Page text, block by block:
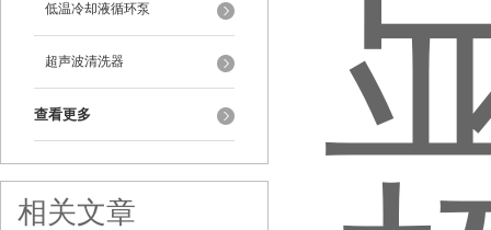
低温冷却液循环泵
超声波清洗器
查看更多
相关文章